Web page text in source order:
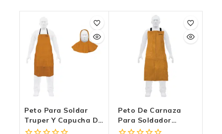
Peto Para Soldar
Truper Y Capucha De
Carnaza Para
Peto De Carnaza
Para Soldador
Truper (Modelo